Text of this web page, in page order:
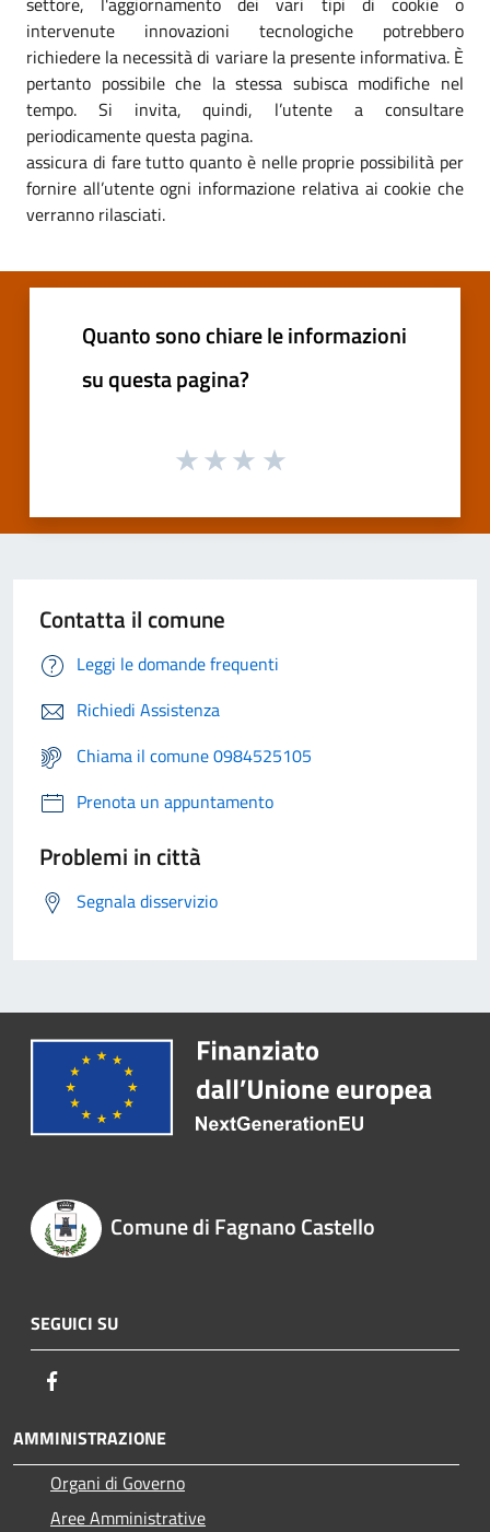
intervenute innovazioni tecnologiche potrebbero
richiedere la necessità di variare la presente informativa. È
pertanto possibile che la stessa subisca modifiche nel
tempo. Si invita, quindi, l’utente a consultare
periodicamente questa pagina.
assicura di fare tutto quanto è nelle proprie possibilità per
fornire all’utente ogni informazione relativa ai cookie che
verranno rilasciati.
Quanto sono chiare le informazioni
su questa pagina?
Contatta il comune
Leggi le domande frequenti
Richiedi Assistenza
Chiama il comune 0984525105
Prenota un appuntamento
Problemi in città
Segnala disservizio
Comune di Fagnano Castello
SEGUICI SU
AMMINISTRAZIONE
Organi di Governo
Aree Amministrative